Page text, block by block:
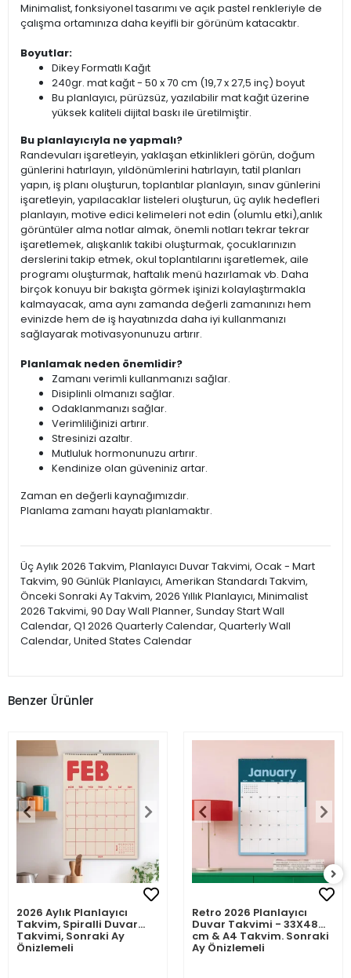
Minimalist, fonksiyonel tasarımı ve açık pastel renkleriyle de
çalışma ortamınıza daha keyifli bir görünüm katacaktır.
Boyutlar:
Dikey Formatlı Kağıt
240gr. mat kağıt - 50 x 70 cm (19,7 x 27,5 inç) boyut
Bu planlayıcı, pürüzsüz, yazılabilir mat kağıt üzerine
yüksek kaliteli dijital baskı ile üretilmiştir.
Bu planlayıcıyla ne yapmalı?
Randevuları işaretleyin, yaklaşan etkinlikleri görün, doğum
günlerini hatırlayın, yıldönümlerini hatırlayın, tatil planları
yapın, iş planı oluşturun, toplantılar planlayın, sınav günlerini
işaretleyin, yapılacaklar listeleri oluşturun, üç aylık hedefleri
planlayın, motive edici kelimeleri not edin (olumlu etki),anlık
görüntüler alma notlar almak, önemli notları tekrar tekrar
işaretlemek, alışkanlık takibi oluşturmak, çocuklarınızın
derslerini takip etmek, okul toplantılarını işaretlemek, aile
programı oluşturmak, haftalık menü hazırlamak vb. Daha
birçok konuyu bir bakışta görmek işinizi kolaylaştırmakla
kalmayacak, ama aynı zamanda değerli zamanınızı hem
evinizde hem de iş hayatınızda daha iyi kullanmanızı
sağlayarak motivasyonunuzu artırır.
Planlamak neden önemlidir?
Zamanı verimli kullanmanızı sağlar.
Disiplinli olmanızı sağlar.
Odaklanmanızı sağlar.
Verimliliğinizi artırır.
Stresinizi azaltır.
Mutluluk hormonunuzu artırır.
Kendinize olan güveniniz artar.
Zaman en değerli kaynağımızdır.
Planlama zamanı hayatı planlamaktır.
Üç Aylık 2026 Takvim, Planlayıcı Duvar Takvimi, Ocak - Mart
Takvim, 90 Günlük Planlayıcı, Amerikan Standardı Takvim,
Önceki Sonraki Ay Takvim, 2026 Yıllık Planlayıcı, Minimalist
2026 Takvimi, 90 Day Wall Planner, Sunday Start Wall
Calendar, Q1 2026 Quarterly Calendar, Quarterly Wall
Calendar, United States Calendar
Benzer Ürünler
2026 Aylık Planlayıcı
Takvim, Spiralli Duvar
Takvimi, Sonraki Ay
Önizlemeli
Retro 2026 Planlayıcı
Duvar Takvimi - 33X48
cm & A4 Takvim. Sonraki
Ay Önizlemeli